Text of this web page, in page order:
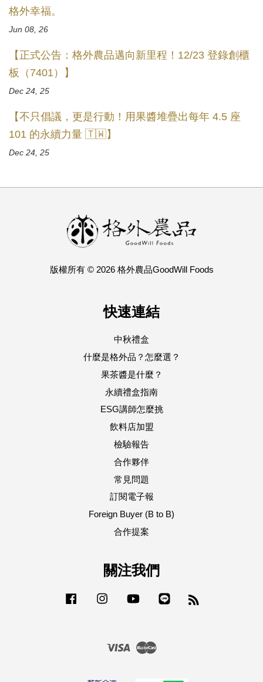
格外幸福。
Jun 08, 26
【正式公告：格外農品邁向新里程！12/23 登錄創櫃
板（7401）】
Dec 24, 25
【不只倡議，更是行動！用果醬堆疊出每年 4.5 座
101 的永續力量 🇹🇼】
Dec 24, 25
版權所有 © 2026 格外農品GoodWill Foods
快速連結
中秋禮盒
什麼是格外品？怎麼選？
果茶醬是什麼？
永續禮盒指南
ESG講師怎麼挑
飲料店加盟
檢驗報告
合作夥伴
常見問題
訂閱電子報
Foreign Buyer (B to B)
合作提案
關注我們
Facebook Instagram YouTube
Visa